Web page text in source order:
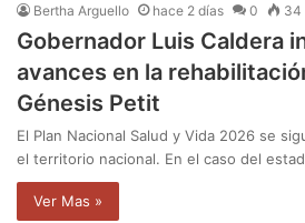
Bertha Arguello hace 2 días 0 34
Gobernador Luis Caldera
avances en la
Génesis Petit
El Plan Nacional Salud y Vida 2026 se
el territorio nacional. En el caso del
Ver Mas »